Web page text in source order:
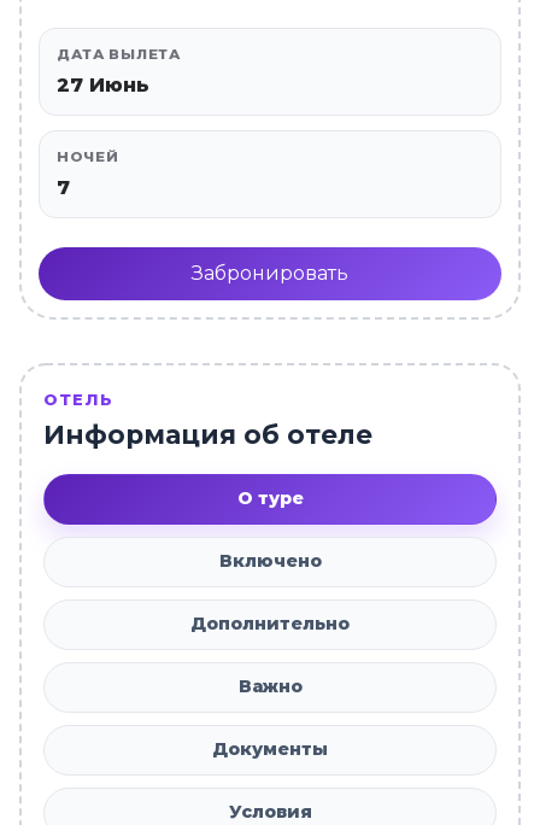
ДАТА ВЫЛЕТА
27 Июнь
НОЧЕЙ
7
Забронировать
ОТЕЛЬ
Информация об отеле
О туре
Включено
Дополнительно
Важно
Документы
Условия